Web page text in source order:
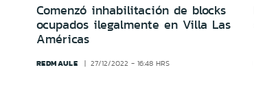
Comenzó inhabilitación de blocks
ocupados ilegalmente en Villa Las
Américas
REDMAULE 27/12/2022 - 16:48 HRS